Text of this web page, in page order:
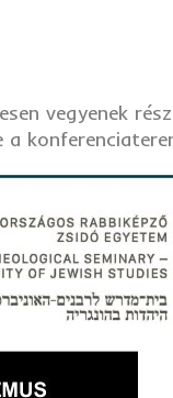
vegyenek